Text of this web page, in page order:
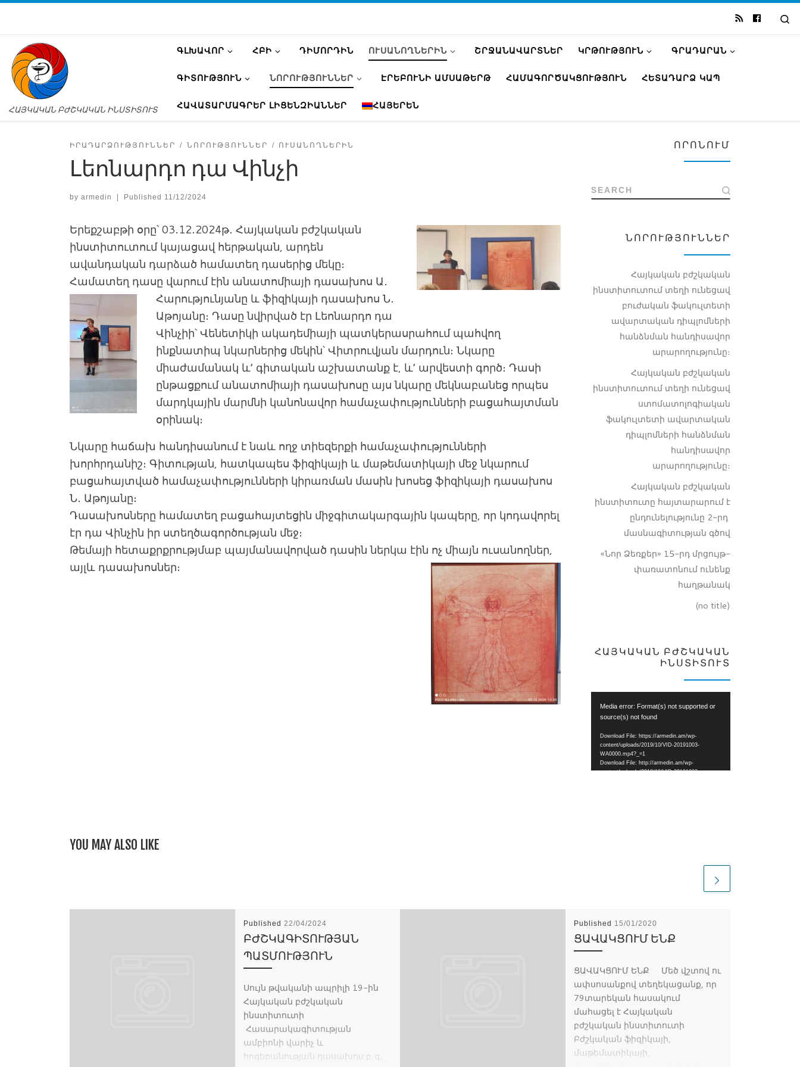
ՀԱՅԿԱԿԱՆ ԲԺՇԿԱԿԱՆ ԻՆՍՏԻՏՈՒՏ
ԳԼԽԱՎՈՐ ՀԲԻ ԴԻՄՈՐԴԻՆ ՈՒՍԱՆՈՂՆԵՐԻՆ ՇՐՋԱՆԱՎԱՐՏՆԵՐ ԿՐԹՈՒԹՅՈՒՆ ԳՐԱԴԱՐԱՆ
ԳԻՏՈՒԹՅՈՒՆ ՆՈՐՈՒԹՅՈՒՆՆԵՐ ԷՐԵԲՈՒՆԻ ԱՄՍԱԹԵՐԹ ՀԱՄԱԳՈՐԾԱԿՑՈՒԹՅՈՒՆ ՀԵՏԱԴԱՐՁ ԿԱՊ
ՀԱՎԱՏԱՐՄԱԳՐԵՐ ԼԻՑԵՆԶԻԱՆՆԵՐ ՀԱՅԵՐԵՆ
ԻՐԱԴԱՐՁՈՒԹՅՈՒՆՆԵՐ ՆՈՐՈՒԹՅՈՒՆՆԵՐ ՈՒՍԱՆՈՂՆԵՐԻՆ
Լեոնարդո դա Վինչի
by armedin Published 11/12/2024
Երեքշաբթի օրը՝ 03․12․2024թ․ Հայկական բժշկական
ինստիտուտում կայացավ հերթական, արդեն
ավանդական դարձած համատեղ դասերից մեկը։
Համատեղ դասը վարում էին անատոմիայի դասախոս Ա․
Հարությունյանը և ֆիզիկայի դասախոս Ն․
Աթոյանը։ Դասը նվիրված էր Լեոնարդո դա
Վինչիի՝ Վենետիկի ակադեմիայի պատկերասրահում պահվող
ինքնատիպ նկարներից մեկին՝ Վիտրուվյան մարդուն։ Նկարը
միաժամանակ և’ գիտական աշխատանք է, և’ արվեստի գործ։ Դասի
ընթացքում անատոմիայի դասախոսը այս նկարը մեկնաբանեց որպես
մարդկային մարմնի կանոնավոր համաչափությունների բացահայտման
օրինակ։
Նկարը հաճախ հանդիսանում է նաև ողջ տիեզերքի համաչափությունների
խորհրդանիշ։ Գիտության, հատկապես ֆիզիկայի և մաթեմատիկայի մեջ նկարում
բացահայտված համաչափությունների կիրառման մասին խոսեց ֆիզիկայի դասախոս
Ն․ Աթոյանը։
Դասախոսները համատեղ բացահայտեցին միջգիտակարգային կապերը, որ կոդավորել
էր դա Վինչին իր ստեղծագործության մեջ։
Թեմայի հետաքրքրությմաբ պայմանավորված դասին ներկա էին ոչ միայն ուսանողներ,
այլև դասախոսներ։
YOU MAY ALSO LIKE
Published 22/04/2024
ԲԺՇԿԱԳԻՏՈՒԹՅԱՆ
ՊԱՏՄՈՒԹՅՈՒՆ
Սույն թվականի ապրիլի 19-ին
Հայկական բժշկական
ինստիտուտի
Հասարակագիտության
ամբիոնի վարիչ և
հոգեբանության դասախոս բ․գ․
Published 15/01/2020
ՑԱՎԱԿՑՈՒՄ ԵՆՔ
ՑԱՎԱԿՑՈՒՄ ԵՆՔ Մեծ վշտով ու
ափսոսանքով տեղեկացանք, որ
79տարեկան հասակում
մահացել է Հայկական
բժշկական ինստիտուտի
Բժշկական ֆիզիկայի,
մաթեմատիկայի,
ՈՐՈՆՈՒՄ
SEARCH
ՆՈՐՈՒԹՅՈՒՆՆԵՐ
Հայկական բժշկական
ինստիտուտում տեղի ունեցավ
բուժական ֆակուլտետի
ավարտական դիպլոմների
հանձնման հանդիսավոր
արարողությունը։
Հայկական բժշկական
ինստիտուտում տեղի ունեցավ
ստոմատոլոգիական
ֆակուլտետի ավարտական
դիպլոմների հանձնման
հանդիսավոր
արարողությունը։
Հայկական բժշկական
ինստիտուտը հայտարարում է
ընդունելությունը 2-րդ
մասնագիտության գծով
«Նոր Ձեռքեր» 15-րդ մրցույթ-
փառատոնում ունենք
հաղթանակ
(no title)
ՀԱՅԿԱԿԱՆ ԲԺՇԿԱԿԱՆ
ԻՆՍՏԻՏՈՒՏ
Media error: Format(s) not supported or
source(s) not found
Download File: https://armedin.am/wp-
content/uploads/2019/10/VID-20191003-
WA0000.mp4?_=1
Download File: http://armedin.am/wp-
content/uploads/2019/10/VID-20191003-